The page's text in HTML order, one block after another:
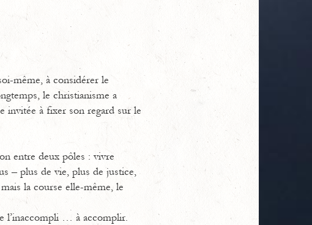
même, à considérer le
le christianisme a
invitée à fixer son regard sur le
entre deux pôles : vivre
– plus de vie, plus de justice,
la course elle-même, le
l’inaccompli … à accomplir.